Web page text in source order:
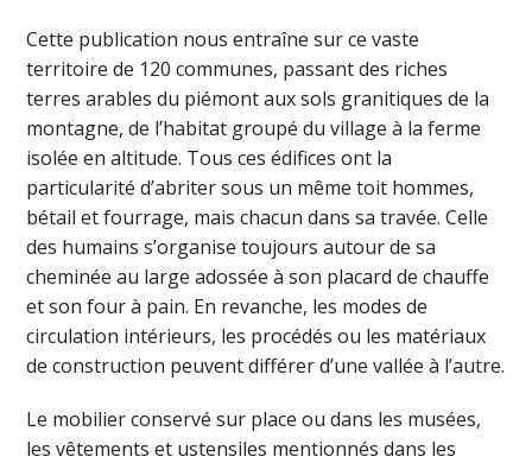
Cette publication nous entraîne sur ce vaste
territoire de 120 communes, passant des riches
terres arables du piémont aux sols granitiques de la
montagne, de l’habitat groupé du village à la ferme
isolée en altitude. Tous ces édifices ont la
particularité d’abriter sous un même toit hommes,
bétail et fourrage, mais chacun dans sa travée. Celle
des humains s’organise toujours autour de sa
cheminée au large adossée à son placard de chauffe
et son four à pain. En revanche, les modes de
circulation intérieurs, les procédés ou les matériaux
de construction peuvent différer d’une vallée à l’autre.
Le mobilier conservé sur place ou dans les musées,
les vêtements et ustensiles mentionnés dans les